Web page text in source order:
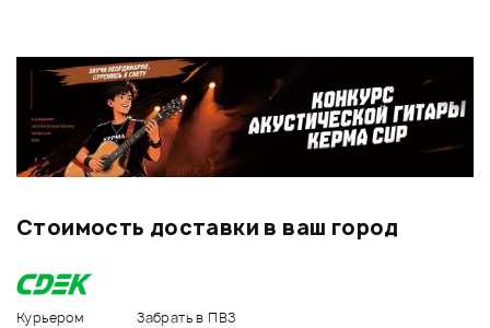
Стоимость доставки в ваш город
Курьером Забрать в ПВЗ